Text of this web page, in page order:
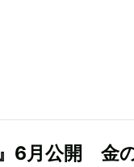
6月公開 金